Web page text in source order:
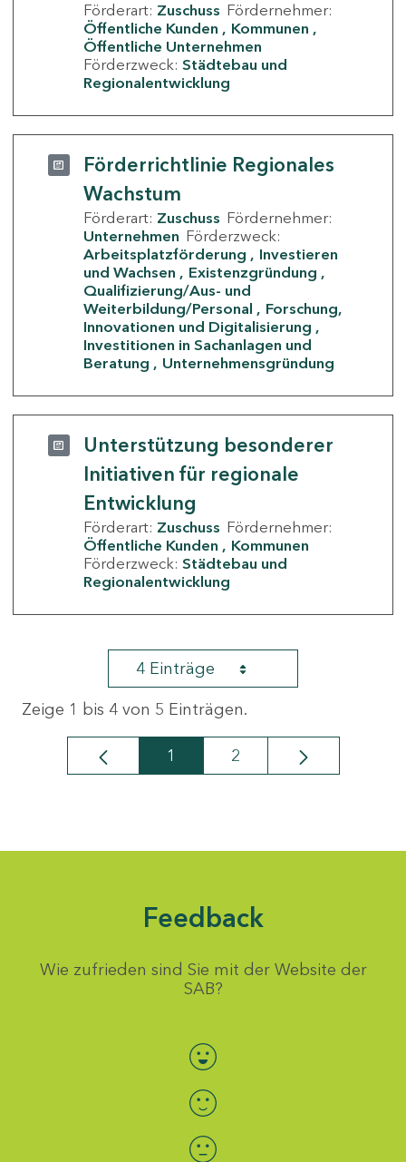
Förderart: Zuschuss Fördernehmer:
Öffentliche Kunden
Kommunen
Öffentliche Unternehmen
Förderzweck: Städtebau und
Regionalentwicklung
Förderrichtlinie Regionales
Wachstum
Förderart: Zuschuss Fördernehmer:
Unternehmen Förderzweck:
Arbeitsplatzförderung
Investieren
und Wachsen
Existenzgründung
Qualifizierung/Aus- und
Weiterbildung/Personal
Forschung,
Innovationen und Digitalisierung
Investitionen in Sachanlagen und
Beratung
Unternehmensgründung
Unterstützung besonderer
Initiativen für regionale
Entwicklung
Förderart: Zuschuss Fördernehmer:
Öffentliche Kunden
Kommunen
Förderzweck: Städtebau und
Regionalentwicklung
4 Einträge
Zeige 1 bis 4 von 5 Einträgen.
Seite
1 Seite
2
Feedback
Wie zufrieden sind Sie mit der Website der
SAB?
Bewertung auswählen